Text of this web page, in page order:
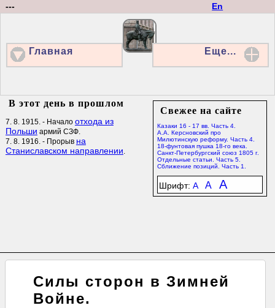
En
---
Главная Еще...
Свежее на сайте
Казаки 16 - 17 вв. Часть 4.
А.А. Керсновский про
Милютинскую реформу. Часть 4.
18-фунтовая пушка 18-го века.
Санкт-Петербургский союз 1805 г.
Отдельные статьи. Часть 5.
Сближение позиций. Часть 1.
Шрифт: A A A
В этот день в прошлом
7. 8. 1915. - Начало отхода из
Польши армий СЗФ.
7. 8. 1916. - Прорыв на
Станиславском направлении.
Силы сторон в Зимней
Войне.